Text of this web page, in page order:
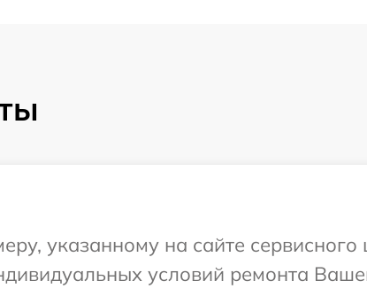
указанному на сайте сервисного
условий ремонта